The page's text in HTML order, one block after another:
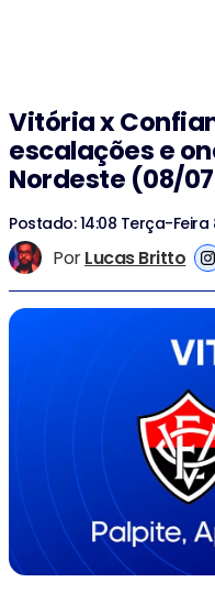
Vitória x
escalações e
Nordeste (08/
PorLucas Britto
Postado: 14:08 Terça-